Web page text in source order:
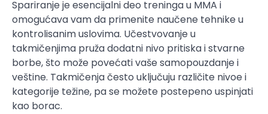
Spariranje je esencijalni deo treninga u MMA i
omogućava vam da primenite naučene tehnike u
kontrolisanim uslovima. Učestvovanje u
takmičenjima pruža dodatni nivo pritiska i stvarne
borbe, što može povećati vaše samopouzdanje i
veštine. Takmičenja često uključuju različite nivoe i
kategorije težine, pa se možete postepeno uspinjati
kao borac.